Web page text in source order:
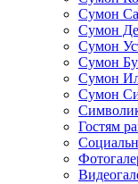
Сумон
Сумон
Сумон
Сумон
Сумон
Сумон
Гостям